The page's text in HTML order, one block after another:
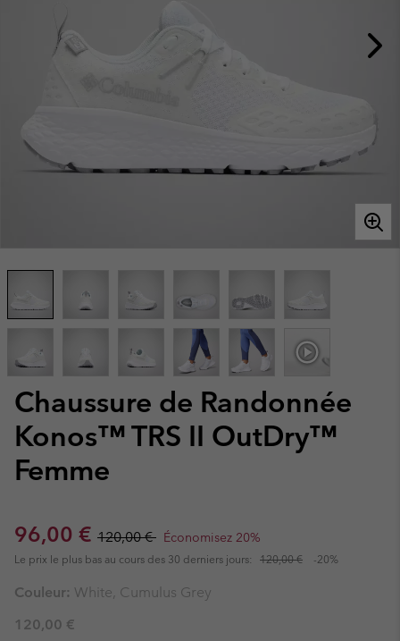
Chaussure de Randonnée
Konos™ TRS II OutDry™
Femme
Sale price:
96,00 € Regular price:
120,00 € Économisez 20%
Le prix le plus bas au cours des 30 derniers jours: 120,00 € -20%
Couleur: White, Cumulus Grey
120,00 €